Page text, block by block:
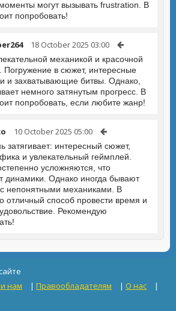
могут вызывать frustration. В
попробовать!
18 October 2025 03:00
механикой и красочной
Погружение в сюжет, интересные
и захватывающие битвы. Однако,
немного затянутым прогресс. В
попробовать, если любите жанр!
10 October 2025 05:00
затягивает: интересный сюжет,
и увлекательный геймплей.
усложняются, что
динамики. Однако иногда бывают
непонятными механиками. В
отличный способ провести время и
Рекомендую
нам | Правообладателям | О нас
|